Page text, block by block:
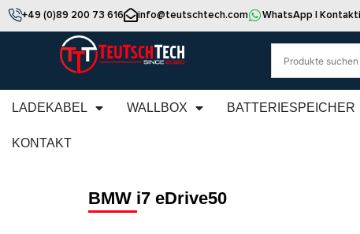
+49 (0)89 200 73 616 info@teutschtech.com WhatsApp |
LADEKABEL WALLBOX BATTERIESPEICHER
KONTAKT
BMW i7 eDrive50